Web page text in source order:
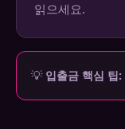
읽으세요.
💡 입출금 핵심 팁: